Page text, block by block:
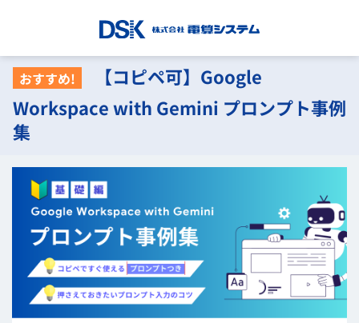
おすすめ!
【コピペ可】Google
Workspace with Gemini プロンプト事例
集